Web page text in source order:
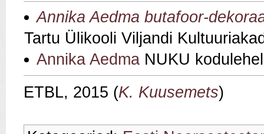
Annika Aedma butafoor-
Tartu Ülikooli Viljandi
Annika Aedma NUKU kodulehel
ETBL, 2015 (K. Kuusemets)